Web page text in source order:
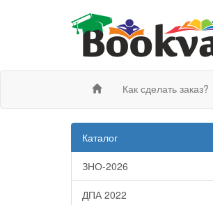
Как сделать заказ?
Каталог
ЗНО-2026
ДПА 2022